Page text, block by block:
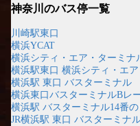
神奈川のバス停一覧
川崎駅東口
横浜YCAT
横浜シティ・エア・ターミナ
横浜駅東口 横浜シティ・エ
横浜駅 東口 バスターミナル
横浜東口バスターミナルBレ
横浜駅 バスターミナル14番
JR横浜駅 東口 バスターミナ